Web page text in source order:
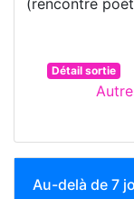
Détail sortie
Au-delà de 7